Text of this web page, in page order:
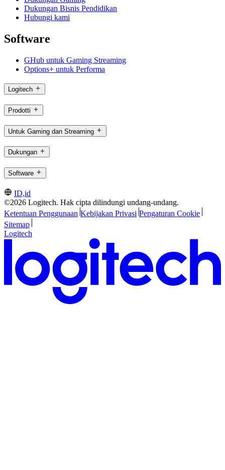
Dukungan Bisnis Pendidikan
Hubungi kami
Software
GHub untuk Gaming Streaming
Options+ untuk Performa
Logitech
Prodotti
Untuk Gaming dan Streaming
Dukungan
Software
ID,id
©2026 Logitech. Hak cipta dilindungi undang-undang.
Ketentuan Penggunaan Kebijakan Privasi Pengaturan Cookie
Sitemap
Logitech